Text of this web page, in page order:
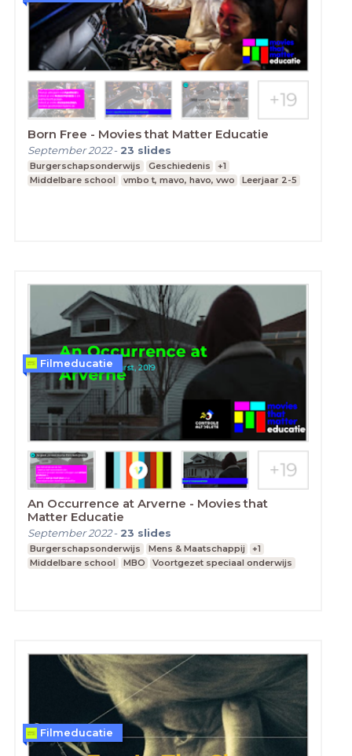
Born Free - Movies that Matter Educatie
September 2022- 23 slides
Burgerschapsonderwijs Geschiedenis
+1
Middelbare school
vmbo t, mavo, havo, vwo Leerjaar 2-5
An Occurrence at Arverne - Movies that
Matter Educatie
September 2022- 23 slides
Burgerschapsonderwijs Mens & Maatschappij
+1
Middelbare school
MBO Voortgezet speciaal onderwijs
Filmeducatie
Filmeducatie